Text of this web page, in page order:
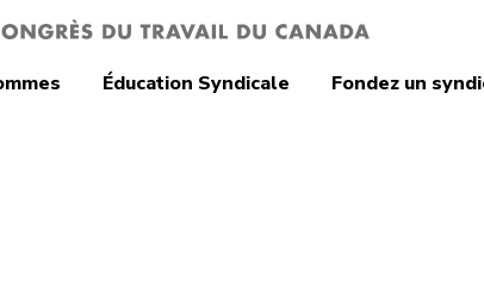
Éducation Syndicale Fondez un